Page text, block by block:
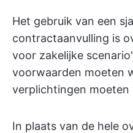
Het gebruik van een
contractaanvulling is
voor zakelijke
voorwaarden moeten
verplichtingen
In plaats van de hele